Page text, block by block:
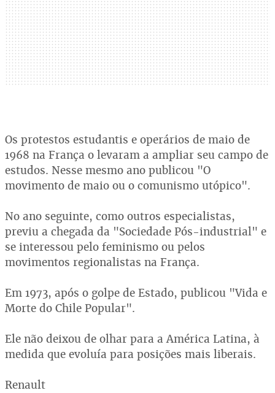
Os protestos estudantis e operários de maio de
1968 na França o levaram a ampliar seu campo de
estudos. Nesse mesmo ano publicou "O
movimento de maio ou o comunismo utópico".
No ano seguinte, como outros especialistas,
previu a chegada da "Sociedade Pós-industrial" e
se interessou pelo feminismo ou pelos
movimentos regionalistas na França.
Em 1973, após o golpe de Estado, publicou "Vida e
Morte do Chile Popular".
Ele não deixou de olhar para a América Latina, à
medida que evoluía para posições mais liberais.
Renault